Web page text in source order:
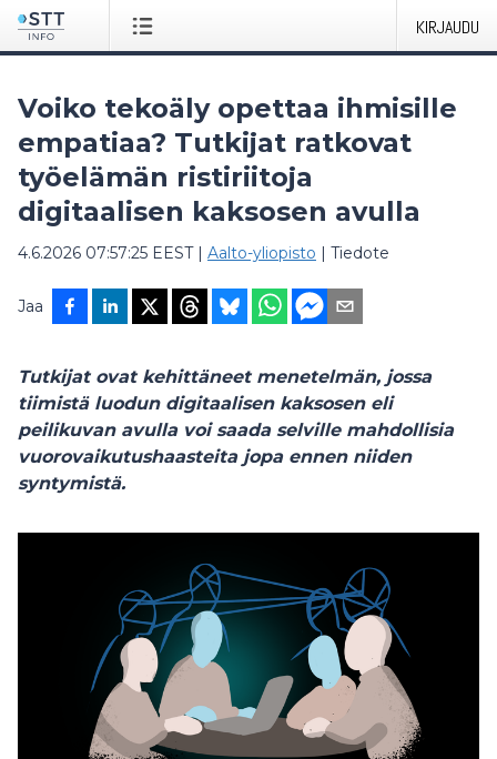
KIRJAUDU
Voiko tekoäly opettaa ihmisille
empatiaa? Tutkijat ratkovat
työelämän ristiriitoja
digitaalisen kaksosen avulla
4.6.2026 07:57:25 EEST| Aalto-yliopisto | Tiedote
Jaa
Tutkijat ovat kehittäneet menetelmän, jossa
tiimistä luodun digitaalisen kaksosen eli
peilikuvan avulla voi saada selville mahdollisia
vuorovaikutushaasteita jopa ennen niiden
syntymistä.